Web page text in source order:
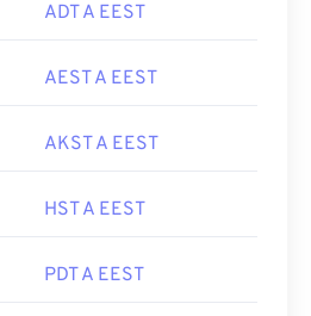
ADT A EEST
AEST A EEST
AKST A EEST
HST A EEST
PDT A EEST